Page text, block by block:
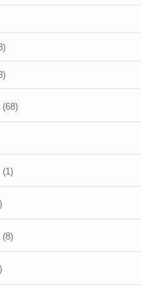
(68)
(1)
(8)